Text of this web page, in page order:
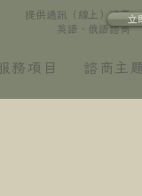
提供通訊（線上）諮商
英語、俄語諮商
立
務項目 諮商主題